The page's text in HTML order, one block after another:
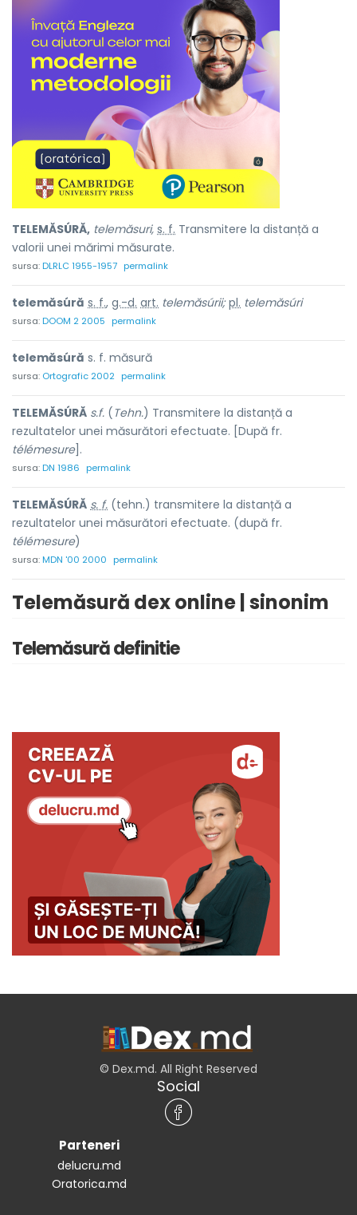
TELEMĂSÚRĂ, telemăsuri, s. f. Transmitere la distanță a
valorii unei mărimi măsurate.
sursa:DLRLC 1955-1957 permalink
telemăsúră s. f., g.-d. art. telemăsúrii; pl. telemăsúri
sursa:DOOM 2 2005 permalink
telemăsúră s. f. măsură
sursa: Ortografic 2002 permalink
TELEMĂSÚRĂ s.f. ( Tehn.) Transmitere la distanță a
rezultatelor unei măsurători efectuate. [După fr.
télémesure].
sursa:DN 1986 permalink
TELEMĂSÚRĂ s. f. (tehn.) transmitere la distanță a
rezultatelor unei măsurători efectuate. (după fr.
télémesure)
sursa:MDN '00 2000 permalink
Telemăsură dex online | sinonim
Telemăsură definitie
© Dex.md. All Right Reserved
Social
Parteneri
delucru.md
Oratorica.md